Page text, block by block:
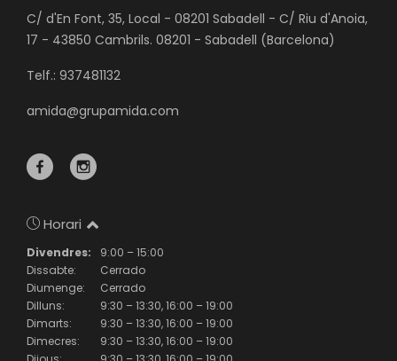
C/ d'En Font, 35, Local - 08201 Sabadell - C/ Riu d'Anoia,
17 - 43850 Cambrils. 08201 - Sabadell (Barcelona)
Telf.: 937481132
amida@grupamida.com
Horari
Divendres:
9:00 – 15:00
Dissabte:
Cerrado
Diumenge:
Cerrado
Dilluns:
9:30 – 13:30, 16:00 – 19:00
Dimarts:
9:30 – 13:30, 16:00 – 19:00
Dimecres:
9:30 – 13:30, 16:00 – 19:00